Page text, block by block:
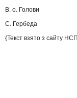
В. о. Голови
С. Гербеда
{Текст взято з сайту